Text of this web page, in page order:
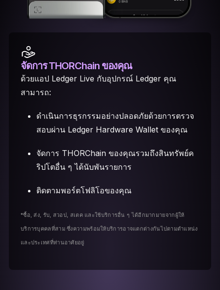
จัดการ THORChain ของคุณ
ด้วยแอป Ledger Live กับอุปกรณ์ Ledger คุณ
สามารถ:
ดำเนินการธุรกรรมอย่างปลอดภัยด้วยการตรวจ
สอบผ่าน Ledger Hardware Wallet ของคุณ
จัดการ THORChain ของคุณรวมถึงสินทรัพย์ค
ริปโตอื่น ๆ ได้นับพันรายการ
ติดตามพอร์ตโฟลิโอของคุณ
*ซื้อ, ส่ง, รับ, สวอป, สเตค และใช้บริการอื่น ๆ ได้อีกมากมายจากผู้ให้
บริการบุคคลที่สาม ซึ่งความพร้อมให้บริการอาจแตกต่างกันไปตามตำแหน่ง
และประเทศที่ท่านอาศัยอยู่